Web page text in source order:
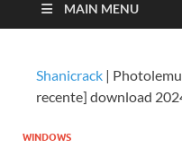
MAIN MENU
Shanicrack |
recente] download
WINDOWS